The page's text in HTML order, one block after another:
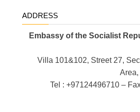
ADDRESS
Embassy of the Socialist
Villa 101&102, Street 27,
Tel : +97124496710 –